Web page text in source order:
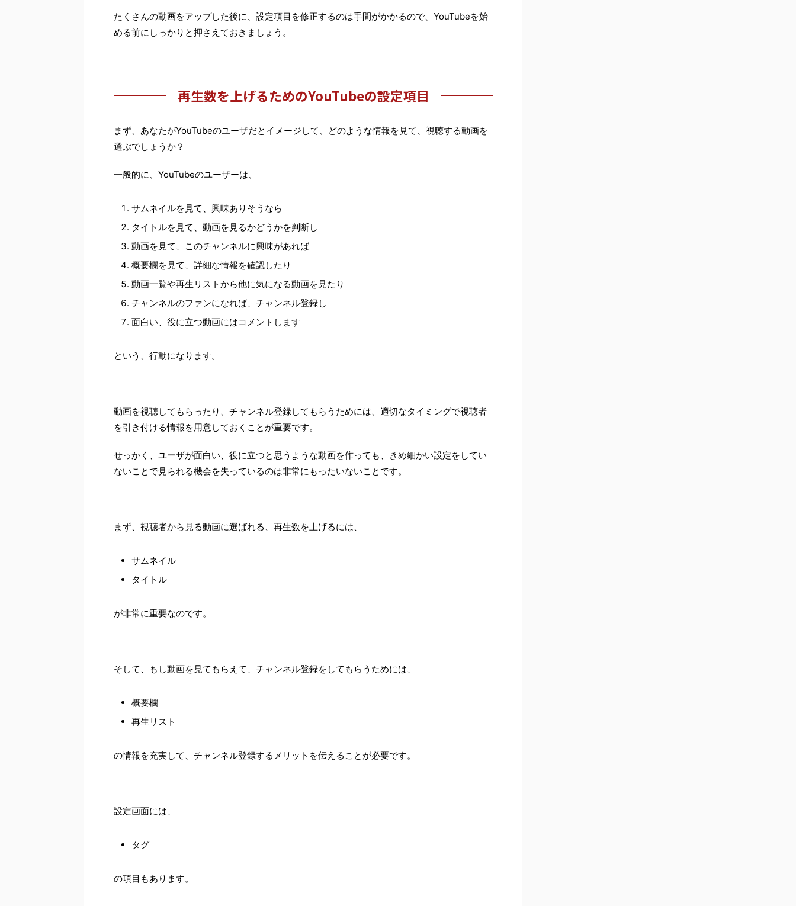
たくさんの動画をアップした後に、設定項目を修正するのは手間がかかるので、YouTubeを始
める前にしっかりと押さえておきましょう。
再生数を上げるためのYouTubeの設定項目
まず、あなたがYouTubeのユーザだとイメージして、どのような情報を見て、視聴する動画を
選ぶでしょうか？
一般的に、YouTubeのユーザーは、
サムネイルを見て、興味ありそうなら
タイトルを見て、動画を見るかどうかを判断し
動画を見て、このチャンネルに興味があれば
概要欄を見て、詳細な情報を確認したり
動画一覧や再生リストから他に気になる動画を見たり
チャンネルのファンになれば、チャンネル登録し
面白い、役に立つ動画にはコメントします
という、行動になります。
動画を視聴してもらったり、チャンネル登録してもらうためには、適切なタイミングで視聴者
を引き付ける情報を用意しておくことが重要です。
せっかく、ユーザが面白い、役に立つと思うような動画を作っても、きめ細かい設定をしてい
ないことで見られる機会を失っているのは非常にもったいないことです。
まず、視聴者から見る動画に選ばれる、再生数を上げるには、
サムネイル
タイトル
が非常に重要なのです。
そして、もし動画を見てもらえて、チャンネル登録をしてもらうためには、
概要欄
再生リスト
の情報を充実して、チャンネル登録するメリットを伝えることが必要です。
設定画面には、
タグ
の項目もあります。